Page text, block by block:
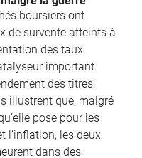
boursiers ont
de survente atteints à
des taux
important
des titres
illustrent que, malgré
pose pour les
l’inflation, les deux
dans des